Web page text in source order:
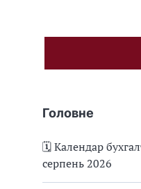
Головне
🗓️ Календар
серпень 2026